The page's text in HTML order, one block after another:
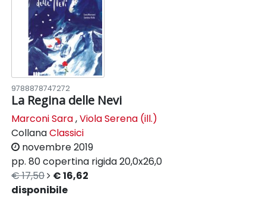
9788878747272
La Regina delle Nevi
Marconi Sara,Viola Serena (ill.)
CollanaClassici
novembre 2019
pp. 80copertina rigida20,0x26,0
€ 17,50
€ 16,62
disponibile